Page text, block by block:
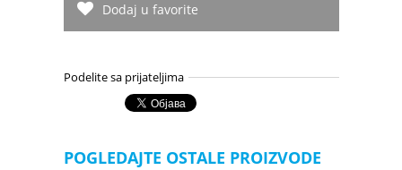
Dodaj u favorite
Podelite sa prijateljima
POGLEDAJTE OSTALE PROIZVODE